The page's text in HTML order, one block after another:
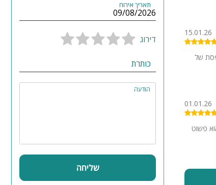
15.01.26
של
01.01.26
פשוט
תאריך אירוח
דירוג
כותרת
הודעה
שליחה